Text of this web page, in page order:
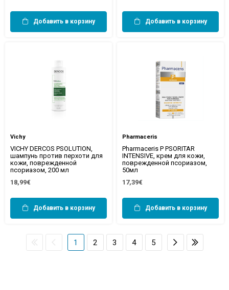
Добавить в корзину Добавить в корзину
Vichy
VICHY DERCOS PSOLUTION,
шампунь против перхоти для
кожи, поврежденной
псориазом, 200 мл
18,99€
Добавить в корзину
Pharmaceris
Pharmaceris P PSORITAR
INTENSIVE, крем для кожи,
поврежденной псориазом,
50мл
17,39€
Добавить в корзину
1 2 3 4 5